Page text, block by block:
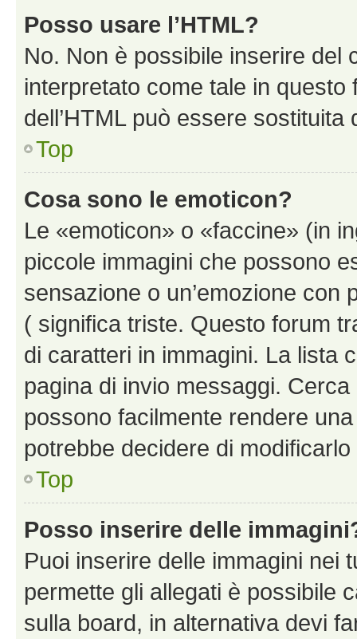
Posso usare l’HTML?
No. Non è possibile inserire del
interpretato come tale in
dell’HTML può essere sostituita
Top
Cosa sono le emoticon?
Le «emoticon» o «faccine» (in
piccole immagini che possono
sensazione o un’emozione
( significa triste. Questo forum
di caratteri in immagini. La lista
pagina di invio messaggi.
possono facilmente rendere
potrebbe decidere di
Top
Posso inserire delle
Puoi inserire delle immagini nei
permette gli allegati è possibile
sulla board, in alternativa devi